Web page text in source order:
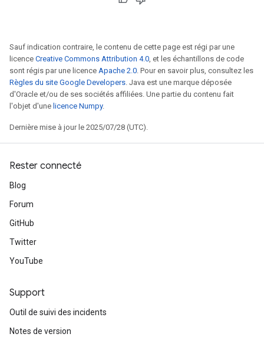
Sauf indication contraire, le contenu de cette page est régi par une
licence Creative Commons Attribution 4.0, et les échantillons de code
sont régis par une licence Apache 2.0. Pour en savoir plus, consultez les
Règles du site Google Developers. Java est une marque déposée
d'Oracle et/ou de ses sociétés affiliées. Une partie du contenu fait
l'objet d'une licence Numpy.
Dernière mise à jour le 2025/07/28 (UTC).
Rester connecté
Blog
Forum
GitHub
Twitter
YouTube
Support
Outil de suivi des incidents
Notes de version